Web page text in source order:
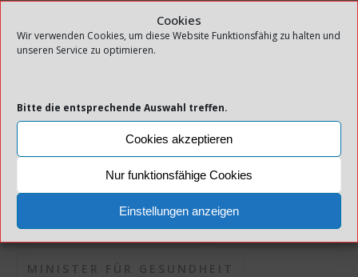
Cookies
Wir verwenden Cookies, um diese Website Funktionsfähig zu halten und
unseren Service zu optimieren.
Bitte die entsprechende Auswahl treffen.
Cookies akzeptieren
Nur funktionsfähige Cookies
Einstellungen anzeigen
INFEKTIONSDRUCK
INFEKTIONSKONTROLLE
INFEKTIONSSITUATION KOMMUNEN
KORONAPANDEMIE
KORONASITUATION
LOKALE MASSNAHMEN MASSNAHMEN
MINISTER FÜR GESUNDHEIT